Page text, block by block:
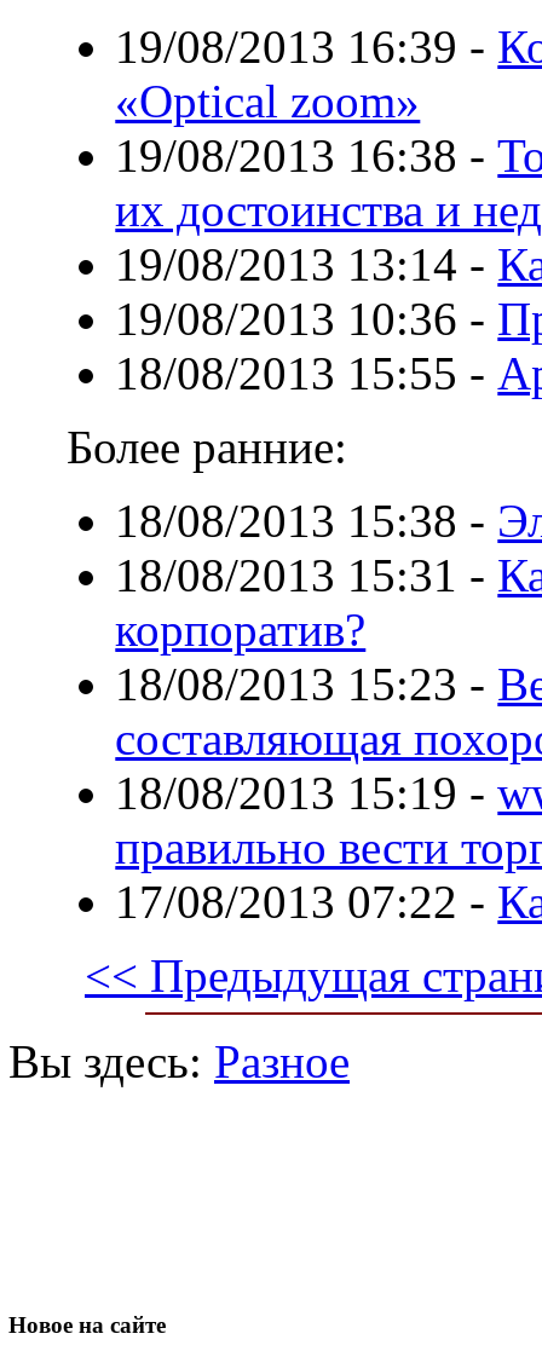
19/08/2013 16:39 -
«Optical zoom»
19/08/2013 16:38 -
их достоинства и
19/08/2013 13:14 -
19/08/2013 10:36 -
18/08/2013 15:55 -
Более ранние:
18/08/2013 15:38 -
18/08/2013 15:31 -
корпоратив?
18/08/2013 15:23 -
составляющая
18/08/2013 15:19 -
правильно вести
17/08/2013 07:22 -
<< Предыдущая
Вы здесь: Разное
Новое на сайте